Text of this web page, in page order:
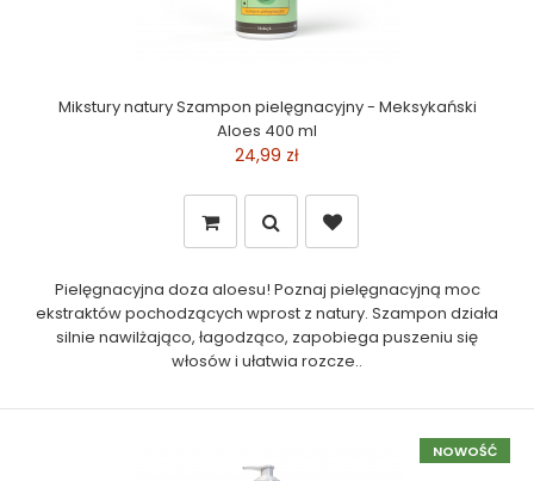
Mikstury natury Szampon pielęgnacyjny - Meksykański
Aloes 400 ml
24,99 zł
Pielęgnacyjna doza aloesu! Poznaj pielęgnacyjną moc
ekstraktów pochodzących wprost z natury. Szampon działa
silnie nawilżająco, łagodząco, zapobiega puszeniu się
włosów i ułatwia rozcze..
NOWOŚĆ